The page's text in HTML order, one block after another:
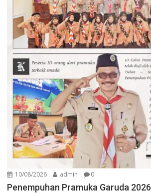
10/08/2026 admin 0
Penempuhan Pramuka Garuda 2026